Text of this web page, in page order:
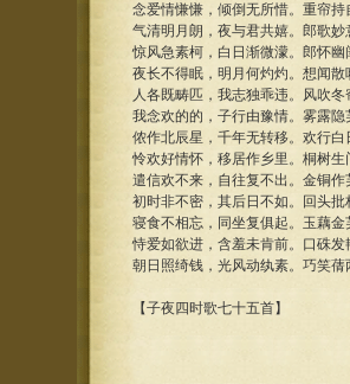
念爱情慊慊，倾倒无所惜。重帘持
气清明月朗，夜与君共嬉。郎歌妙
惊风急素柯，白日渐微濛。郎怀幽
夜长不得眠，明月何灼灼。想闻散
人各既畴匹，我志独乖违。风吹冬
我念欢的的，子行由豫情。雾露隐
侬作北辰星，千年无转移。欢行白
怜欢好情怀，移居作乡里。桐树生
遣信欢不来，自往复不出。金铜作
初时非不密，其后日不如。回头批
寝食不相忘，同坐复俱起。玉藕金
恃爱如欲进，含羞未肯前。口硃发
朝日照绮钱，光风动纨素。巧笑蒨
【子夜四时歌七十五首】